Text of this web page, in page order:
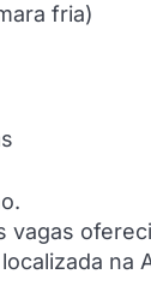
fria)
vagas
na